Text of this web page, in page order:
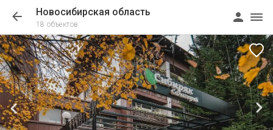
Новосибирская область
18 объектов